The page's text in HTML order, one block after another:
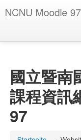
NCNU Moodle 97
國立暨南
課程資訊
97